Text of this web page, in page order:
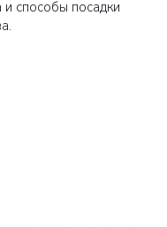
способы посадки